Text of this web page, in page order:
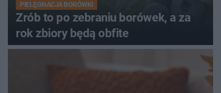
PIELĘGNACJA BORÓWKI
Zrób to po zebraniu borówek, a za
rok zbiory będą obfite